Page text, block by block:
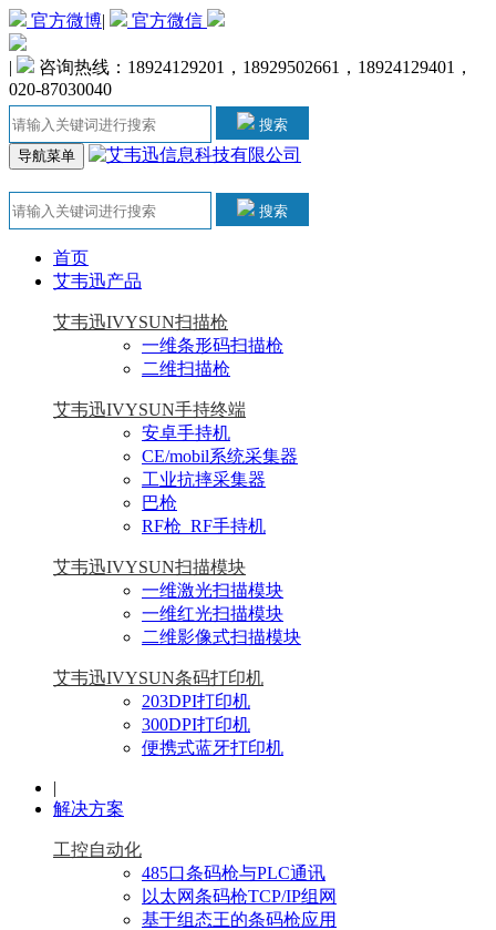
官方微博| 官方微信
|
咨询热线：18924129201，18929502661，18924129401，
020-87030040
搜索
导航菜单
搜索
首页
艾韦迅产品
艾韦迅IVYSUN扫描枪
一维条形码扫描枪
二维扫描枪
艾韦迅IVYSUN手持终端
安卓手持机
CE/mobil系统采集器
工业抗摔采集器
巴枪
RF枪_RF手持机
艾韦迅IVYSUN扫描模块
一维激光扫描模块
一维红光扫描模块
二维影像式扫描模块
艾韦迅IVYSUN条码打印机
203DPI打印机
300DPI打印机
便携式蓝牙打印机
|
解决方案
工控自动化
485口条码枪与PLC通讯
以太网条码枪TCP/IP组网
基于组态王的条码枪应用